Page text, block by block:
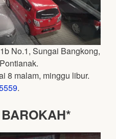
No.1, Sungai Bangkong,
8 malam, minggu libur.
.